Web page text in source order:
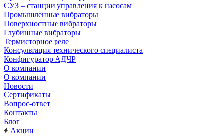
СУЗ – станции управления к насосам
Промышленные вибраторы
Поверхностные вибраторы
Глубинные вибраторы
Термисторное реле
Консультация технического специалиста
Конфигуратор АДЧР
О компании
О компании
Новости
Сертификаты
Вопрос-ответ
Контакты
Блог
Акции